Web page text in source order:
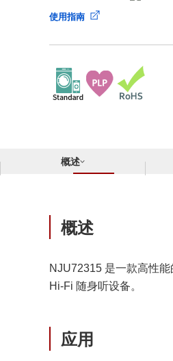
使用指南
概述
概述
NJU72315 是一款高性
Hi-Fi 随身听设备。
应用